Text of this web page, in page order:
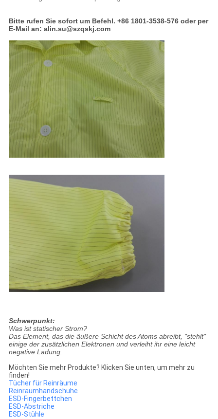
Bitte rufen Sie sofort um Befehl. +86 1801-3538-576 oder per
E-Mail an: alin.su@szqskj.com
Schwerpunkt:
Was ist statischer Strom?
Das Element, das die äußere Schicht des Atoms abreibt, "stehlt"
einige der zusätzlichen Elektronen und verleiht ihr eine leicht
negative Ladung.
Möchten Sie mehr Produkte? Klicken Sie unten, um mehr zu
finden!
Tücher für Reinräume
Reinraumhandschuhe
ESD-Fingerbettchen
ESD-Abstriche
ESD-Stühle